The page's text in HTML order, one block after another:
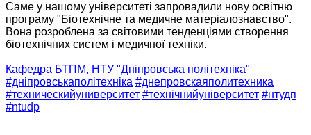
Саме у нашому університеті запровадили нову освітню
програму "Біотехнічне та медичне матеріалознавство".
Вона розроблена за світовими тенденціями створення
біотехнічних систем і медичної техніки.
Кафедра БТПМ, НТУ "Дніпровська політехніка"
#дніпровськаполітехніка #днепровскаяполитехника
#техническийуниверситет #технічнийуніверситет #нтудп
#ntudp